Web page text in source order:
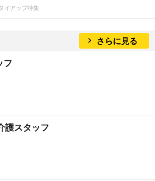
イアップ特集
さらに見る
フ
護スタッフ